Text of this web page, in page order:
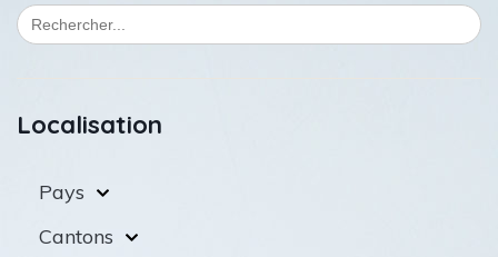
Search
for:
Localisation
Pays
Cantons